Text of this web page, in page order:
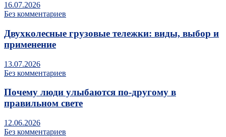
16.07.2026
Без комментариев
Двухколесные грузовые тележки: виды, выбор и
применение
13.07.2026
Без комментариев
Почему люди улыбаются по‑другому в
правильном свете
12.06.2026
Без комментариев